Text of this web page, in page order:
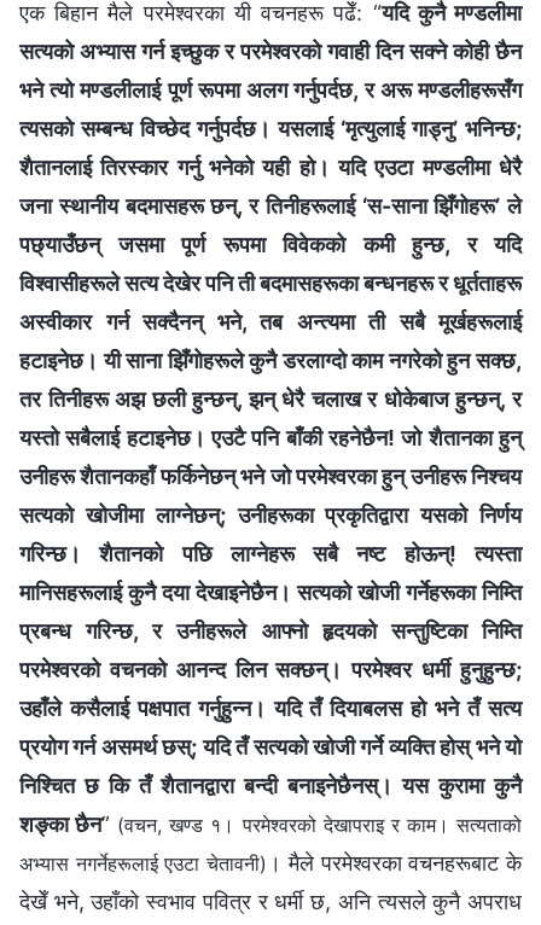
एक बिहान मैले परमेश्‍वरका यी वचनहरू पढेँ: “यदि कुनै मण्डलीमा
सत्यको अभ्यास गर्न इच्छुक र परमेश्‍वरको गवाही दिन सक्ने कोही छैन
भने त्यो मण्डलीलाई पूर्ण रूपमा अलग गर्नुपर्दछ, र अरू मण्डलीहरूसँग
त्यसको सम्बन्ध विच्छेद गर्नुपर्दछ। यसलाई ‘मृत्युलाई गाड्नु’ भनिन्छ;
शैतानलाई तिरस्कार गर्नु भनेको यही हो। यदि एउटा मण्डलीमा धेरै
जना स्थानीय बदमासहरू छन्, र तिनीहरूलाई ‘स-साना झिँगोहरू’ ले
पछ्याउँछन् जसमा पूर्ण रूपमा विवेकको कमी हुन्छ, र यदि
विश्‍वासीहरूले सत्य देखेर पनि ती बदमासहरूका बन्धनहरू र धूर्तताहरू
अस्वीकार गर्न सक्दैनन् भने, तब अन्त्यमा ती सबै मूर्खहरूलाई
हटाइनेछ। यी साना झिँगोहरूले कुनै डरलाग्दो काम नगरेको हुन सक्छ,
तर तिनीहरू अझ छली हुन्छन्, झन् धेरै चलाख र धोकेबाज हुन्छन्, र
यस्तो सबैलाई हटाइनेछ। एउटै पनि बाँकी रहनेछैन! जो शैतानका हुन्
उनीहरू शैतानकहाँ फर्किनेछन् भने जो परमेश्‍वरका हुन् उनीहरू निश्चय
सत्यको खोजीमा लाग्नेछन्; उनीहरूका प्रकृतिद्वारा यसको निर्णय
गरिन्छ। शैतानको पछि लाग्नेहरू सबै नष्ट होऊन्! त्यस्ता
मानिसहरूलाई कुनै दया देखाइनेछैन। सत्यको खोजी गर्नेहरूका निम्ति
प्रबन्ध गरिन्छ, र उनीहरूले आफ्नो हृदयको सन्तुष्टिका निम्ति
परमेश्‍वरको वचनको आनन्द लिन सक्छन्। परमेश्‍वर धर्मी हुनुहुन्छ;
उहाँले कसैलाई पक्षपात गर्नुहुन्न। यदि तँ दियाबलस हो भने तँ सत्य
प्रयोग गर्न असमर्थ छस्; यदि तँ सत्यको खोजी गर्ने व्यक्ति होस् भने यो
निश्चित छ कि तँ शैतानद्वारा बन्दी बनाइनेछैनस्। यस कुरामा कुनै
शङ्का छैन” (वचन, खण्ड १। परमेश्‍वरको देखापराइ र काम। सत्यताको
अभ्यास नगर्नेहरूलाई एउटा चेतावनी) । मैले परमेश्‍वरका वचनहरूबाट के
देखेँ भने, उहाँको स्वभाव पवित्र र धर्मी छ, अनि त्यसले कुनै अपराध